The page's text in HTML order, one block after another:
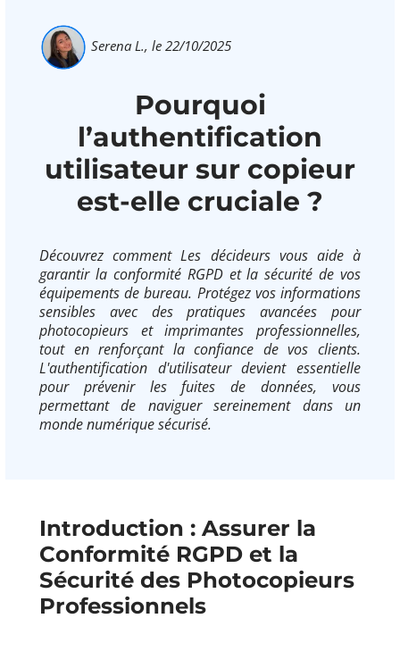
Serena L., le 22/10/2025
Pourquoi
l’authentification
utilisateur sur copieur
est-elle cruciale ?
Découvrez comment Les décideurs vous aide à
garantir la conformité RGPD et la sécurité de vos
équipements de bureau. Protégez vos informations
sensibles avec des pratiques avancées pour
photocopieurs et imprimantes professionnelles,
tout en renforçant la confiance de vos clients.
L'authentification d'utilisateur devient essentielle
pour prévenir les fuites de données, vous
permettant de naviguer sereinement dans un
monde numérique sécurisé.
Introduction : Assurer la
Conformité RGPD et la
Sécurité des Photocopieurs
Professionnels